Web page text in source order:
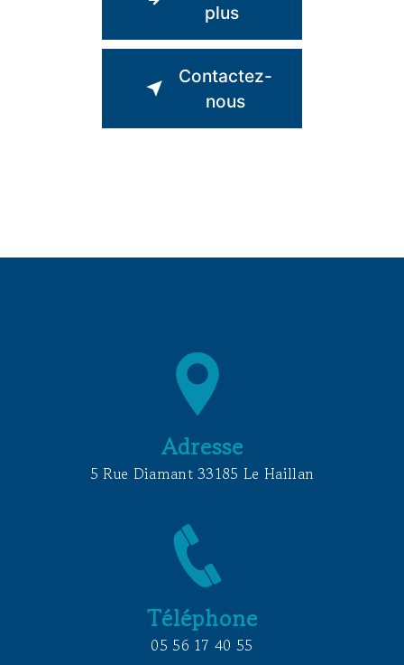
plus
Contactez-
nous
Adresse
5 Rue Diamant 33185 Le Haillan
Téléphone
05 56 17 40 55